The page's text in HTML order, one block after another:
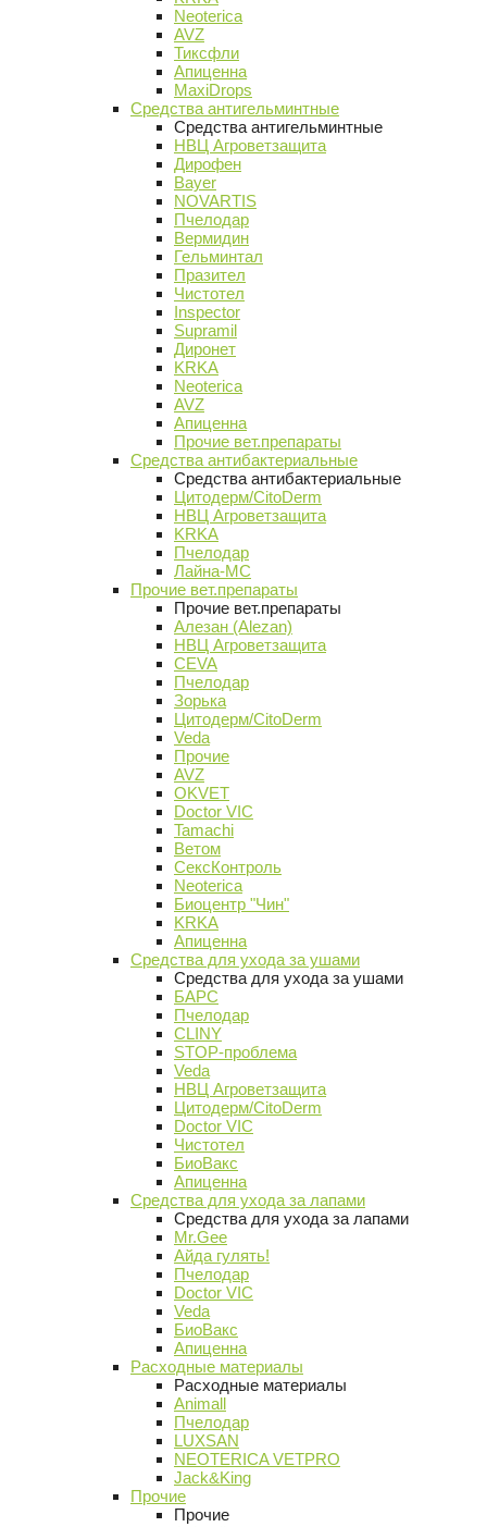
Neoterica
AVZ
Тиксфли
Апиценна
MaxiDrops
Средства антигельминтные
Средства антигельминтные
НВЦ Агроветзащита
Дирофен
Bayer
NOVARTIS
Пчелодар
Вермидин
Гельминтал
Празител
Чистотел
Inspector
Supramil
Диронет
KRKA
Neoterica
AVZ
Апиценна
Прочие вет.препараты
Средства антибактериальные
Средства антибактериальные
Цитодерм/CitoDerm
НВЦ Агроветзащита
KRKA
Пчелодар
Лайна-МС
Прочие вет.препараты
Прочие вет.препараты
Алезан (Alezan)
НВЦ Агроветзащита
CEVA
Пчелодар
Зорька
Цитодерм/CitoDerm
Veda
Прочие
AVZ
OKVET
Doctor VIC
Tamachi
Ветом
СексКонтроль
Neoterica
Биоцентр "Чин"
KRKA
Апиценна
Средства для ухода за ушами
Средства для ухода за ушами
БАРС
Пчелодар
CLINY
STOP-проблема
Veda
НВЦ Агроветзащита
Цитодерм/CitoDerm
Doctor VIC
Чистотел
БиоВакс
Апиценна
Средства для ухода за лапами
Средства для ухода за лапами
Mr.Gee
Айда гулять!
Пчелодар
Doctor VIC
Veda
БиоВакс
Апиценна
Расходные материалы
Расходные материалы
Animall
Пчелодар
LUXSAN
NEOTERICA VETPRO
Jack&King
Прочие
Прочие